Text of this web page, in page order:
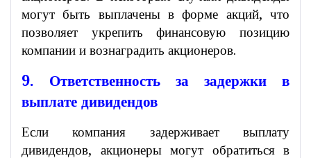
могут быть выплачены в форме акций, что
позволяет укрепить финансовую позицию
компании и вознаградить акционеров.
9. Ответственность за задержки в
выплате дивидендов
Если компания задерживает выплату
дивидендов, акционеры могут обратиться в